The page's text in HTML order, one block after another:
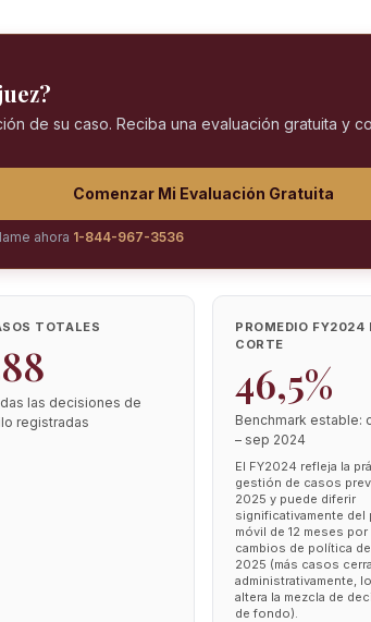
de su caso. Reciba una evaluación gratuita y
Comenzar Mi Evaluación Gratuita
ahora 1-844-967-3536
TOTALES
las decisiones de
registradas
PROMEDIO FY2024
CORTE
46,5%
Benchmark estable:
– sep 2024
El FY2024 refleja la
gestión de casos
2025 y puede diferir
significativamente del
móvil de 12 meses
cambios de política
2025 (más casos
administrativamente,
altera la mezcla de
de fondo).